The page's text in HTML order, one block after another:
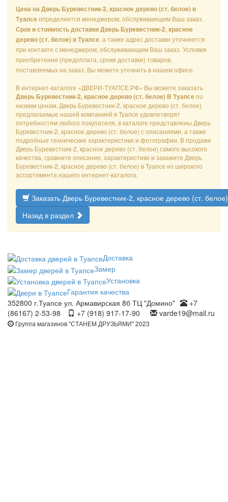
Цена на Дверь Буревестник-2, красное дерево (ст. белое) в
Туапсеопределяется менеджером, обслуживающим Ваш заказ.
Срок и стоимость доставки Дверь Буревестник-2, красное
дерево (ст. белое) в Туапсе, а также адрес доставки уточняется
при контакте с менеджером, обслуживающим Ваш заказ. Условия
приобретения (предоплата, сроки доставки) товаров,
поставляемых на заказ, Вы можете уточнить в нашем офисе.
В интернет-каталоге «ДВЕРИ-ТУАПСЕ.РФ» Вы можете заказать
Дверь Буревестник-2, красное дерево (ст. белое) В Туапсепо
низким ценам. Дверь Буревестник-2, красное дерево (ст. белое)
предлагаемые нашей компанией в Туапсе удовлетворят
потребностям любого покупателя, в каталоге представлены Дверь
Буревестник-2, красное дерево (ст. белое) с описаниями, а также
подробные технические характеристики и фотографии. В продаже
Дверь Буревестник-2, красное дерево (ст. белое) самого высокого
качества, сравните описание, характеристики и закажите Дверь
Буревестник-2, красное дерево (ст. белое) в Туапсе из широкого
ассортимента нашего интернет-каталога.
Заказать Дверь Буревестник-2, красное дерево (ст.
Назад в раздел
Доставка
Замер
Установка
Гарантия качества
352800 г.Туапсе ул. Армавирская 8б ТЦ "Домино"
+7
(86167) 2-53-98
+7 (918) 917-17-90 varde19@mail.ru
Группа магазинов "СТАНЕМ ДРУЗЬЯМИ" 2023